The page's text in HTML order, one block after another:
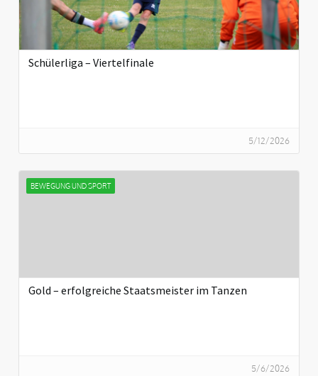
Schülerliga – Viertelfinale
5/12/2026
BEWEGUNG UND SPORT
Gold – erfolgreiche Staatsmeister im Tanzen
5/6/2026